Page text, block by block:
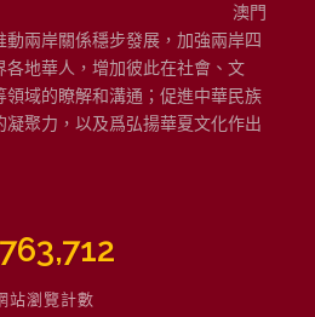
澳門
兩岸關係穩步發展，加強兩岸四
地華人，增加彼此在社會、文
域的瞭解和溝通；促進中華民族
聚力，以及爲弘揚華夏文化作出
站瀏覽計數